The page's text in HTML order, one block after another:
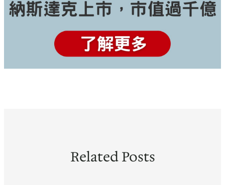
Related Posts